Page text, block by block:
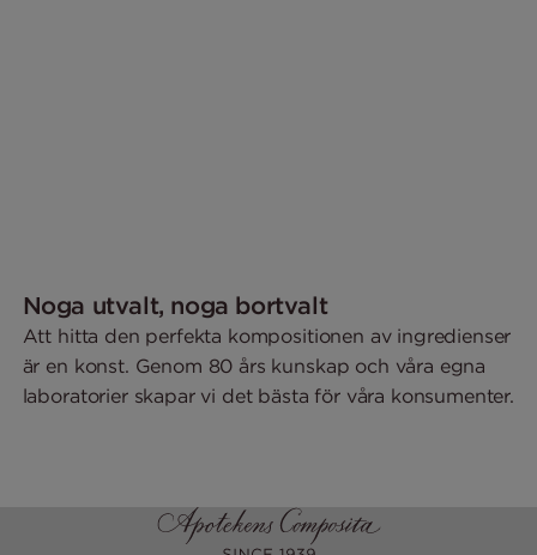
Noga utvalt, noga bortvalt
Att hitta den perfekta kompositionen av ingredienser
är en konst. Genom 80 års kunskap och våra egna
laboratorier skapar vi det bästa för våra konsumenter.